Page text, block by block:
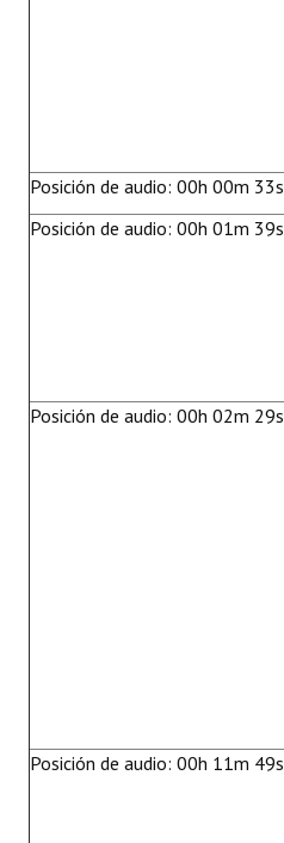
Posición de audio: 00h 00m 33s
Posición de audio: 00h 01m 39s
Posición de audio: 00h 02m 29s
Posición de audio: 00h 11m 49s